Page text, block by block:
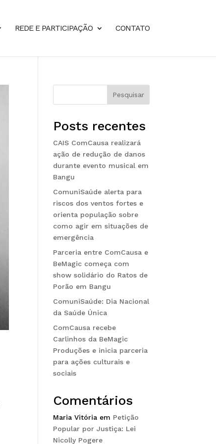
REDE E PARTICIPAÇÃO CONTATO
Pesquisar
Posts recentes
CAIS ComCausa realizará
ação de redução de danos
durante evento musical em
Bangu
ComuniSaúde alerta para
riscos dos ventos fortes e
orienta população sobre
como agir em situações de
emergência
Parceria entre ComCausa e
BeMagic começa com
show solidário do Ratos de
Porão em Bangu
ComuniSaúde: Dia Nacional
da Saúde Única
ComCausa recebe
Carlinhos da BeMagic
Produções e inicia parceria
para ações culturais e
sociais
Comentários
Maria Vitória em Petição
Popular por Justiça: Lei
Nicolly Pogere